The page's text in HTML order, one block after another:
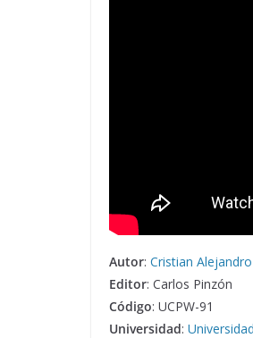
Autor: Cristian
Editor: Carlos Pinzón
Código: UCPW-91
Universidad: